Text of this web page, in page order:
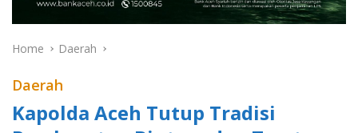
Home Daerah
Daerah
Kapolda Aceh Tutup Tradisi